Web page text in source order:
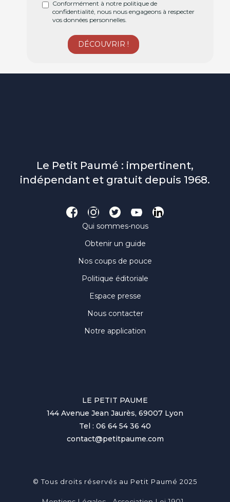
Conformément à notre politique de
confidentialité, nous nous engageons à respecter
vos données personnelles.
Le Petit Paumé : impertinent,
indépendant et gratuit depuis 1968.
Qui sommes-nous
Obtenir un guide
Nos coups de pouce
Politique éditoriale
Espace presse
Nous contacter
Notre application
LE PETIT PAUME
144 Avenue Jean Jaurès, 69007 Lyon
Tel : 06 64 54 36 40
contact@petitpaume.com
© Tous droits réservés au Petit Paumé 2025